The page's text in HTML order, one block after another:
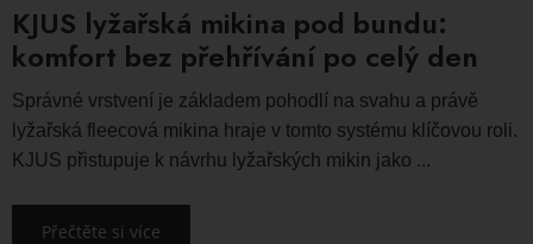
KJUS lyžařská mikina pod bundu:
komfort bez přehřívání po celý den
Správné vrstvení je základem pohodlí na svahu a právě
lyžařská fleecová mikina hraje v tomto systému klíčovou roli.
KJUS přistupuje k návrhu lyžařských mikin jako ...
Přečtěte si více